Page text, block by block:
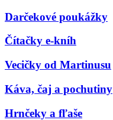
Darčekové poukážky
Čítačky e-kníh
Vecičky od Martinusu
Káva, čaj a pochutiny
Hrnčeky a fľaše